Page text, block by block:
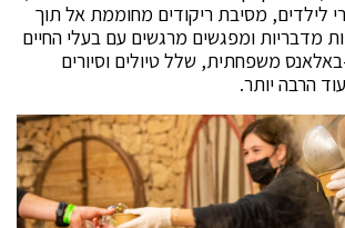
לילדים, מסיבת ריקודים מחוממת אל תוך
מדבריות ומפגשים מרגשים עם בעלי החיים
משפחתית, שלל טיולים וסיורים
הרבה יותר.